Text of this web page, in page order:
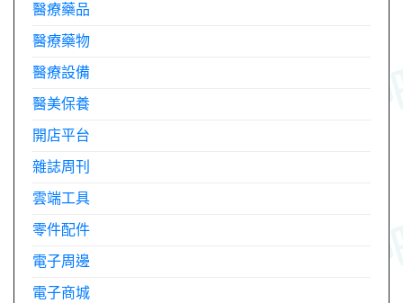
醫療藥品
醫療藥物
醫療設備
醫美保養
開店平台
雜誌周刊
雲端工具
零件配件
電子周邊
電子商城